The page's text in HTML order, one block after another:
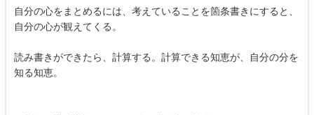
自分の心をまとめるには、考えていることを箇条書きにすると、
自分の心が観えてくる。
読み書きができたら、計算する。計算できる知恵が、自分の分を
知る知恵。